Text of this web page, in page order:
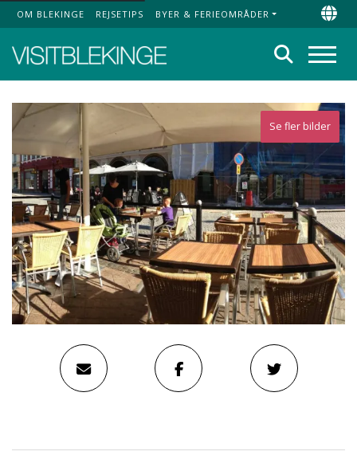
Top Menu
OM BLEKINGE REJSETIPS BYER & FERIEOMRÅDER
Søg
Se fler bilder